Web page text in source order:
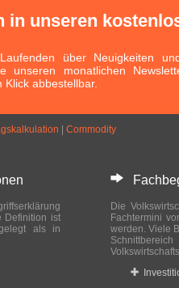
in unseren
über Neuigkeiten
unseren monatlichen
abbestellbar.
Commodity
Definition ist
als in
Die
Fachtermini
werden. Viele